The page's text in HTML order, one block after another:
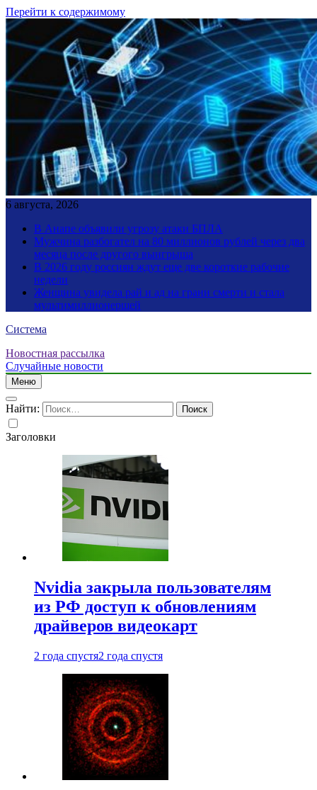
Перейти к содержимому
6 августа, 2026
В Анапе объявили угрозу атаки БПЛА
Мужчина разбогател на 80 миллионов рублей через два
месяца после другого выигрыша
В 2026 году россиян ждут еще две короткие рабочие
недели
Женщина увидела рай и ад на грани смерти и стала
мультимиллионершей
Система
Новостная рассылка
Случайные новости
Меню
Найти:
Заголовки
Nvidia закрыла пользователям
из РФ доступ к обновлениям
драйверов видеокарт
2 года спустя2 года спустя